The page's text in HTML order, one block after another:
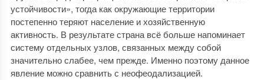
устойчивости», тогда как окружающие территории
постепенно теряют население и хозяйственную
активность. В результате страна всё больше напоминает
систему отдельных узлов, связанных между собой
значительно слабее, чем прежде. Именно поэтому данное
явление можно сравнить с неофеодализацией.